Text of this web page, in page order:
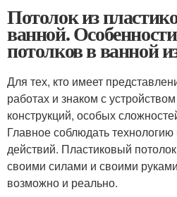
Потолок из
ванной.
потолков в ванной
Для тех, кто имеет
работах и знаком с
конструкций, особых
Главное соблюдать
действий. Пластиковый
своими силами и своими
возможно и реально.